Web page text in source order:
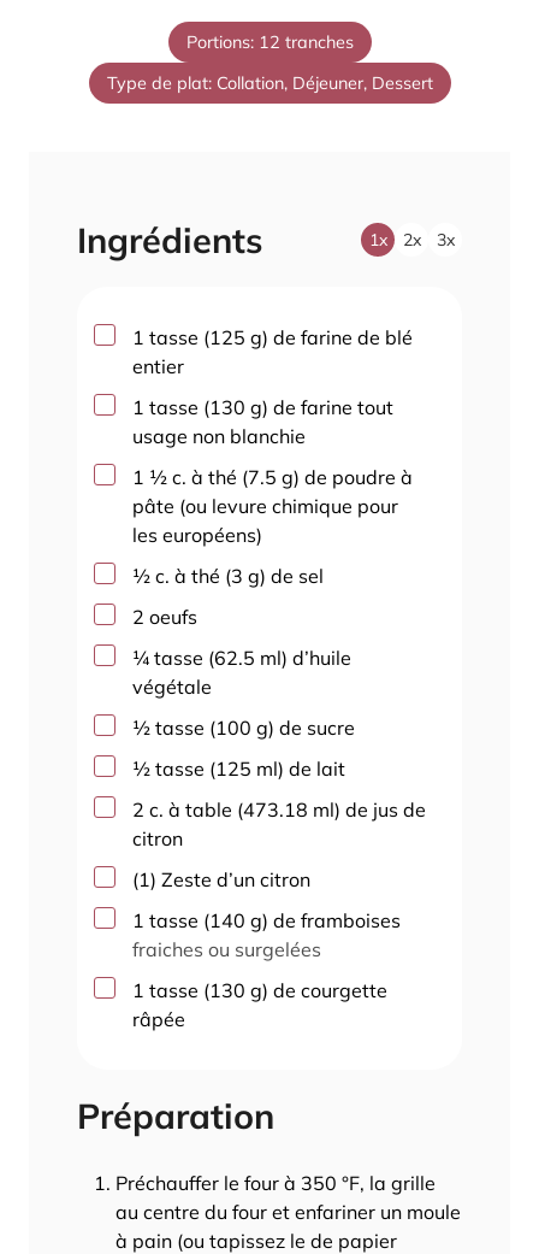
e
s
u
r
e
Portions: 12 tranches
Type de plat: Collation, Déjeuner, Dessert
Ingrédients 1x 2x 3x
▢1 tasse (125 g) de farine de blé
entier
▢1 tasse (130 g) de farine tout
usage non blanchie
▢1 ½ c. à thé (7.5 g) de poudre à
pâte (ou levure chimique pour
les européens)
▢
½ c. à thé (3 g) de sel
▢
2 oeufs
▢
¼ tasse (62.5 ml) d’huile
végétale
▢
½ tasse (100 g) de sucre
▢
½ tasse (125 ml) de lait
▢
2 c. à table (473.18 ml) de jus de
citron
▢
(1) Zeste d’un citron
▢1 tasse (140 g) de framboises
fraiches ou surgelées
▢1 tasse (130 g) de courgette
râpée
Préparation
Préchauffer le four à 350 °F, la grille
au centre du four et enfariner un moule
à pain (ou tapissez le de papier